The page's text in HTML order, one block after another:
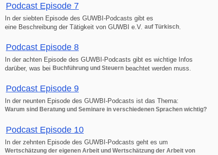
Podcast Episode 7
In der siebten Episode des GUWBI-Podcasts gibt es
eine Beschreibung der Tätigkeit von GUWBI e.V. auf Türkisch
Podcast Episode 8
In der achten Episode des GUWBI-Podcasts gibt es wichtige Infos
darüber, was bei Buchführung und Steuern beachtet werden muss.
Podcast Episode 9
In der neunten Episode des GUWBI-Podcasts ist das Thema:
Warum sind Beratung und Seminare in verschiedenen Sprachen wichtig?
Podcast Episode 10
In der zehnten Episode des GUWBI-Podcasts geht es um
Wertschätzung der eigenen Arbeit und Wertschätzung der Arbeit von